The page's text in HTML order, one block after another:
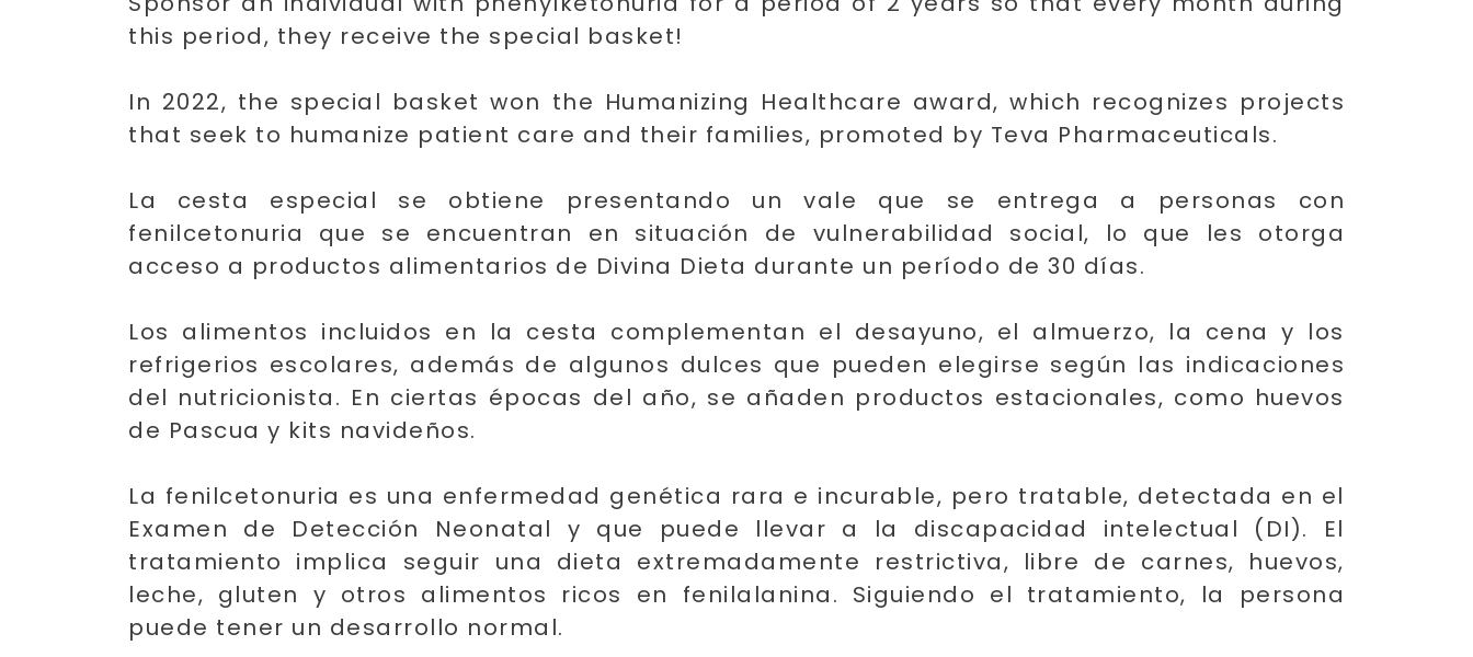
this period, they receive the special basket!
In 2022, the special basket won the Humanizing Healthcare award, which recognizes projects
that seek to humanize patient care and their families, promoted by Teva Pharmaceuticals.
La cesta especial se obtiene presentando un vale que se entrega a personas con
fenilcetonuria que se encuentran en situación de vulnerabilidad social, lo que les otorga
acceso a productos alimentarios de Divina Dieta durante un período de 30 días.
Los alimentos incluidos en la cesta complementan el desayuno, el almuerzo, la cena y los
refrigerios escolares, además de algunos dulces que pueden elegirse según las indicaciones
del nutricionista. En ciertas épocas del año, se añaden productos estacionales, como huevos
de Pascua y kits navideños.
La fenilcetonuria es una enfermedad genética rara e incurable, pero tratable, detectada en el
Examen de Detección Neonatal y que puede llevar a la discapacidad intelectual (DI). El
tratamiento implica seguir una dieta extremadamente restrictiva, libre de carnes, huevos,
leche, gluten y otros alimentos ricos en fenilalanina. Siguiendo el tratamiento, la persona
puede tener un desarrollo normal.